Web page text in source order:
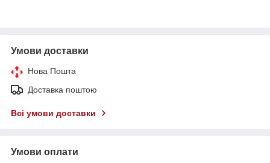
Умови доставки
Нова Пошта
Доставка поштою
Всі умови доставки
Умови оплати